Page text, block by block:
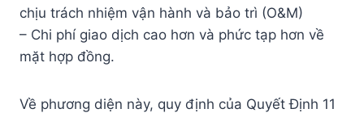
chịu trách nhiệm vận hành và bảo trì (O&M)
– Chi phí giao dịch cao hơn và phức tạp hơn về
mặt hợp đồng.
Về phương diện này, quy định của Quyết Định 11